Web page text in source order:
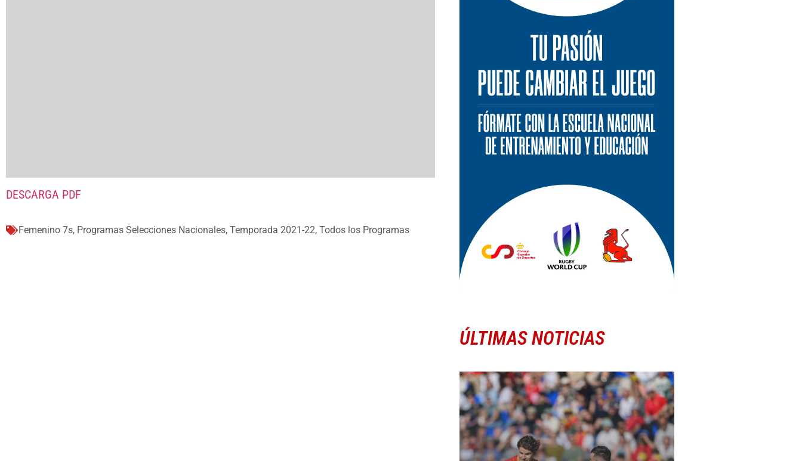
DESCARGA PDF
Femenino 7s, Programas Selecciones Nacionales, Temporada 2021-22, Todos los Programas
ÚLTIMAS NOTICIAS